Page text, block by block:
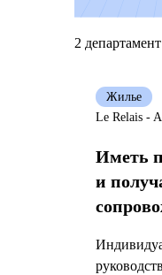
2 департамент
Иметь
и
Жилье
Le Relais -